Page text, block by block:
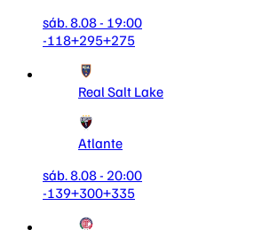
sáb. 8.08 - 19:00
-118+295+275
Real Salt Lake
Atlante
sáb. 8.08 - 20:00
-139+300+335